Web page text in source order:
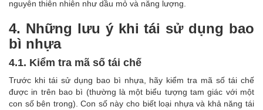
nguyên thiên nhiên như dầu mỏ và năng lượng.
4. Những lưu ý khi tái sử dụng bao
bì nhựa
4.1. Kiểm tra mã số tái chế
Trước khi tái sử dụng bao bì nhựa, hãy kiểm tra mã số tái chế
được in trên bao bì (thường là một biểu tượng tam giác với một
con số bên trong). Con số này cho biết loại nhựa và khả năng tái